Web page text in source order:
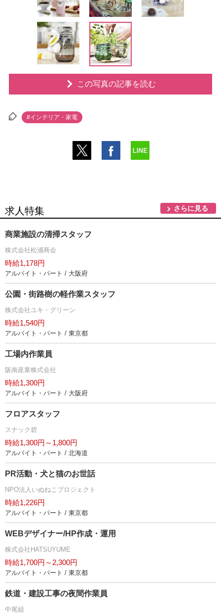
この写真の記事を読む
#インテリア・家電
求人特集 さらに見る
商業施設の清掃スタッフ
株式会社松浦商会
時給1,178円
アルバイト・パート / 大阪府
公園・街路樹の軽作業スタッフ
株式会社ユキ・グリーン
時給1,540円
アルバイト・パート / 東京都
工場内作業員
阪南産業株式会社
時給1,300円
アルバイト・パート / 大阪府
フロアスタッフ
スナック碧
時給1,300円～1,800円
アルバイト・パート / 北海道
PR活動・犬と猫のお世話
NPO法人いぬねこプロジェクト
時給1,226円
アルバイト・パート / 東京都
WEBデザイナー/HP作成・運用
株式会社HATSUYUME
時給1,700円～2,300円
アルバイト・パート / 東京都
鉄道・建設工事の夜間作業員
中尾組